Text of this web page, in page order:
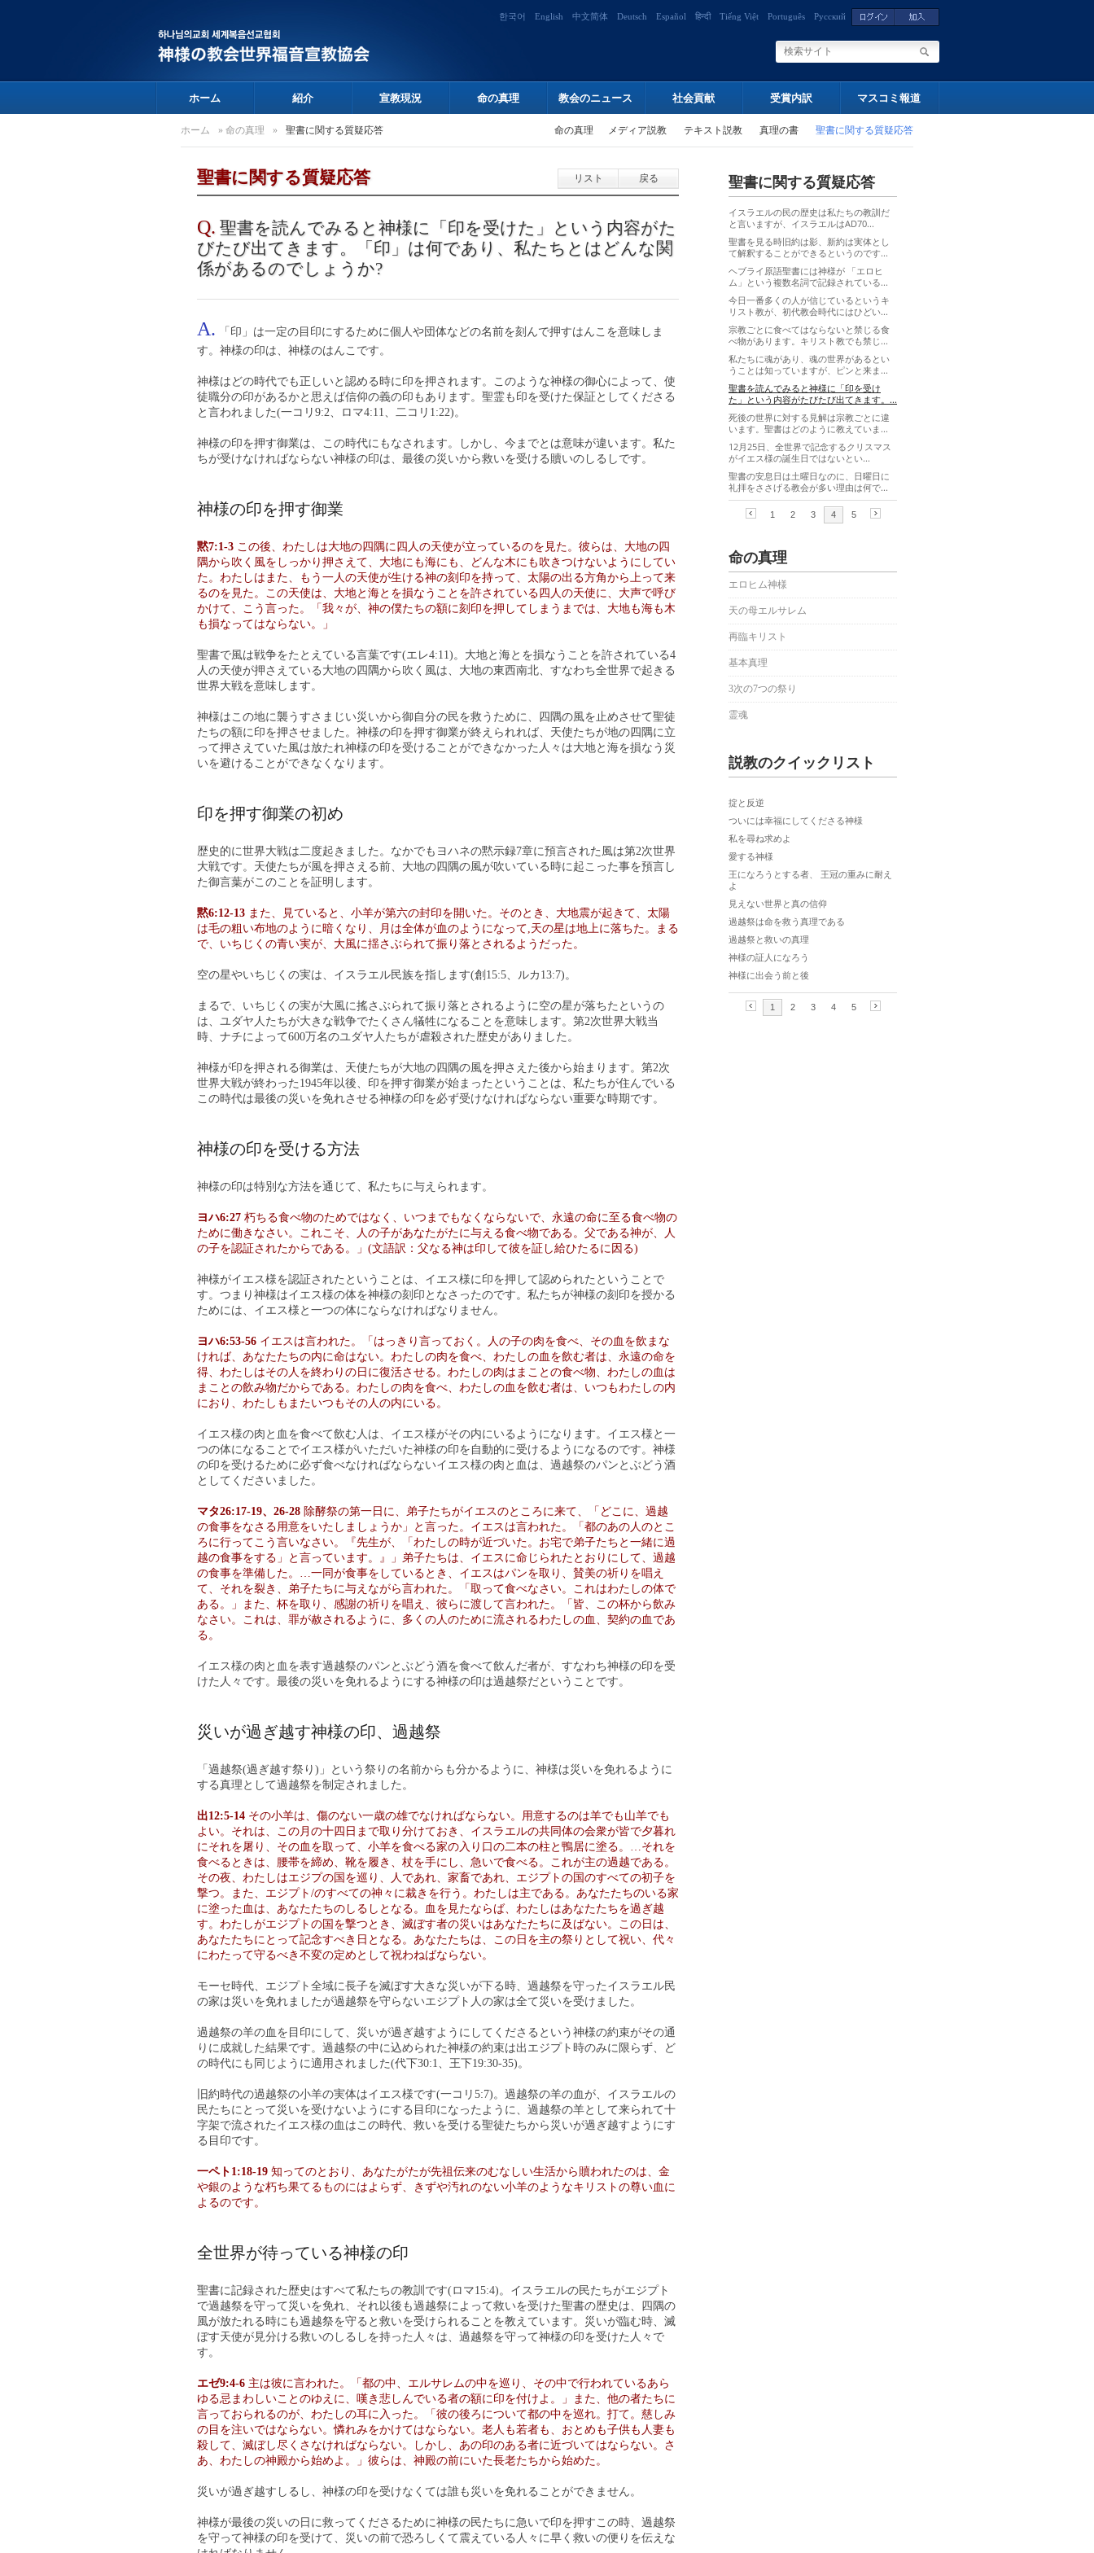
한국어 English 中文简体 Deutsch Español हिन्दी Tiếng Việt Português Русский
ホーム 紹介 宣教現況 命の真理 教会のニュース 社会貢献 受賞内訳 マスコミ報道
ホーム » 命の真理 » 聖書に関する質疑応答 命の真理 メディア説教 テキスト説教 真理の書 聖書に関する質疑応答
聖書に関する質疑応答 リスト 戻る
Q. 聖書を読んでみると神様に「印を受けた」という内容がた
びたび出てきます。「印」は何であり、私たちとはどんな関
係があるのでしょうか?
A. 「印」は一定の目印にするために個人や団体などの名前を刻んで押すはんこを意味しま
す。神様の印は、神様のはんこです。
神様はどの時代でも正しいと認める時に印を押されます。このような神様の御心によって、使
徒職分の印があるかと思えば信仰の義の印もあります。聖霊も印を受けた保証としてくださる
と言われました(一コリ9:2、ロマ4:11、二コリ1:22)。
神様の印を押す御業は、この時代にもなされます。しかし、今までとは意味が違います。私た
ちが受けなければならない神様の印は、最後の災いから救いを受ける贖いのしるしです。
神様の印を押す御業
黙7:1-3 この後、わたしは大地の四隅に四人の天使が立っているのを見た。彼らは、大地の四
隅から吹く風をしっかり押さえて、大地にも海にも、どんな木にも吹きつけないようにしてい
た。わたしはまた、もう一人の天使が生ける神の刻印を持って、太陽の出る方角から上って来
るのを見た。この天使は、大地と海とを損なうことを許されている四人の天使に、大声で呼び
かけて、こう言った。「我々が、神の僕たちの額に刻印を押してしまうまでは、大地も海も木
も損なってはならない。」
聖書で風は戦争をたとえている言葉です(エレ4:11)。大地と海とを損なうことを許されている4
人の天使が押さえている大地の四隅から吹く風は、大地の東西南北、すなわち全世界で起きる
世界大戦を意味します。
神様はこの地に襲うすさまじい災いから御自分の民を救うために、四隅の風を止めさせて聖徒
たちの額に印を押させました。神様の印を押す御業が終えられれば、天使たちが地の四隅に立
って押さえていた風は放たれ神様の印を受けることができなかった人々は大地と海を損なう災
いを避けることができなくなります。
印を押す御業の初め
歴史的に世界大戦は二度起きました。なかでもヨハネの黙示録7章に預言された風は第2次世界
大戦です。天使たちが風を押さえる前、大地の四隅の風が吹いている時に起こった事を預言し
た御言葉がこのことを証明します。
黙6:12-13 また、見ていると、小羊が第六の封印を開いた。そのとき、大地震が起きて、太陽
は毛の粗い布地のように暗くなり、月は全体が血のようになって,天の星は地上に落ちた。まる
で、いちじくの青い実が、大風に揺さぶられて振り落とされるようだった。
空の星やいちじくの実は、イスラエル民族を指します(創15:5、ルカ13:7)。
まるで、いちじくの実が大風に搖さぶられて振り落とされるように空の星が落ちたというの
は、ユダヤ人たちが大きな戦争でたくさん犠牲になることを意味します。第2次世界大戦当
時、ナチによって600万名のユダヤ人たちが虐殺された歴史がありました。
神様が印を押される御業は、天使たちが大地の四隅の風を押さえた後から始まります。第2次
世界大戦が終わった1945年以後、印を押す御業が始まったということは、私たちが住んでいる
この時代は最後の災いを免れさせる神様の印を必ず受けなければならない重要な時期です。
神様の印を受ける方法
神様の印は特別な方法を通じて、私たちに与えられます。
ヨハ6:27 朽ちる食べ物のためではなく、いつまでもなくならないで、永遠の命に至る食べ物の
ために働きなさい。これこそ、人の子があなたがたに与える食べ物である。父である神が、人
の子を認証されたからである。」(文語訳：父なる神は印して彼を証し給ひたるに因る)
神様がイエス様を認証されたということは、イエス様に印を押して認められたということで
す。つまり神様はイエス様の体を神様の刻印となさったのです。私たちが神様の刻印を授かる
ためには、イエス様と一つの体にならなければなりません。
ヨハ6:53-56 イエスは言われた。「はっきり言っておく。人の子の肉を食べ、その血を飲まな
ければ、あなたたちの内に命はない。わたしの肉を食べ、わたしの血を飲む者は、永遠の命を
得、わたしはその人を終わりの日に復活させる。わたしの肉はまことの食べ物、わたしの血は
まことの飲み物だからである。わたしの肉を食べ、わたしの血を飲む者は、いつもわたしの内
におり、わたしもまたいつもその人の内にいる。
イエス様の肉と血を食べて飲む人は、イエス様がその内にいるようになります。イエス様と一
つの体になることでイエス様がいただいた神様の印を自動的に受けるようになるのです。神様
の印を受けるために必ず食べなければならないイエス様の肉と血は、過越祭のパンとぶどう酒
としてくださいました。
マタ26:17-19、26-28 除酵祭の第一日に、弟子たちがイエスのところに来て、「どこに、過越
の食事をなさる用意をいたしましょうか」と言った。イエスは言われた。「都のあの人のとこ
ろに行ってこう言いなさい。『先生が、「わたしの時が近づいた。お宅で弟子たちと一緒に過
越の食事をする」と言っています。』」弟子たちは、イエスに命じられたとおりにして、過越
の食事を準備した。…一同が食事をしているとき、イエスはパンを取り、賛美の祈りを唱え
て、それを裂き、弟子たちに与えながら言われた。「取って食べなさい。これはわたしの体で
ある。」また、杯を取り、感謝の祈りを唱え、彼らに渡して言われた。「皆、この杯から飲み
なさい。これは、罪が赦されるように、多くの人のために流されるわたしの血、契約の血であ
る。
イエス様の肉と血を表す過越祭のパンとぶどう酒を食べて飲んだ者が、すなわち神様の印を受
けた人々です。最後の災いを免れるようにする神様の印は過越祭だということです。
災いが過ぎ越す神様の印、過越祭
「過越祭(過ぎ越す祭り)」という祭りの名前からも分かるように、神様は災いを免れるように
する真理として過越祭を制定されました。
出12:5-14 その小羊は、傷のない一歳の雄でなければならない。用意するのは羊でも山羊でも
よい。それは、この月の十四日まで取り分けておき、イスラエルの共同体の会衆が皆で夕暮れ
にそれを屠り、その血を取って、小羊を食べる家の入り口の二本の柱と鴨居に塗る。…それを
食べるときは、腰帯を締め、靴を履き、杖を手にし、急いで食べる。これが主の過越である。
その夜、わたしはエジプの国を巡り、人であれ、家畜であれ、エジプトの国のすべての初子を
撃つ。また、エジプト/のすべての神々に裁きを行う。わたしは主である。あなたたちのいる家
に塗った血は、あなたたちのしるしとなる。血を見たならば、わたしはあなたたちを過ぎ越
す。わたしがエジプトの国を撃つとき、滅ぼす者の災いはあなたたちに及ばない。この日は、
あなたたちにとって記念すべき日となる。あなたたちは、この日を主の祭りとして祝い、代々
にわたって守るべき不変の定めとして祝わねばならない。
モーセ時代、エジプト全域に長子を滅ぼす大きな災いが下る時、過越祭を守ったイスラエル民
の家は災いを免れましたが過越祭を守らないエジプト人の家は全て災いを受けました。
過越祭の羊の血を目印にして、災いが過ぎ越すようにしてくださるという神様の約束がその通
りに成就した結果です。過越祭の中に込められた神様の約束は出エジプト時のみに限らず、ど
の時代にも同じように適用されました(代下30:1、王下19:30-35)。
旧約時代の過越祭の小羊の実体はイエス様です(一コリ5:7)。過越祭の羊の血が、イスラエルの
民たちにとって災いを受けないようにする目印になったように、過越祭の羊として来られて十
字架で流されたイエス様の血はこの時代、救いを受ける聖徒たちから災いが過ぎ越すようにす
る目印です。
一ペト1:18-19 知ってのとおり、あなたがたが先祖伝来のむなしい生活から贖われたのは、金
や銀のような朽ち果てるものにはよらず、きずや汚れのない小羊のようなキリストの尊い血に
よるのです。
全世界が待っている神様の印
聖書に記録された歴史はすべて私たちの教訓です(ロマ15:4)。イスラエルの民たちがエジプト
で過越祭を守って災いを免れ、それ以後も過越祭によって救いを受けた聖書の歴史は、四隅の
風が放たれる時にも過越祭を守ると救いを受けられることを教えています。災いが臨む時、滅
ぼす天使が見分ける救いのしるしを持った人々は、過越祭を守って神様の印を受けた人々で
す。
エゼ9:4-6 主は彼に言われた。「都の中、エルサレムの中を巡り、その中で行われているあら
ゆる忌まわしいことのゆえに、嘆き悲しんでいる者の額に印を付けよ。」また、他の者たちに
言っておられるのが、わたしの耳に入った。「彼の後ろについて都の中を巡れ。打て。慈しみ
の目を注いではならない。憐れみをかけてはならない。老人も若者も、おとめも子供も人妻も
殺して、滅ぼし尽くさなければならない。しかし、あの印のある者に近づいてはならない。さ
あ、わたしの神殿から始めよ。」彼らは、神殿の前にいた長老たちから始めた。
災いが過ぎ越すしるし、神様の印を受けなくては誰も災いを免れることができません。
神様が最後の災いの日に救ってくださるために神様の民たちに急いで印を押すこの時、過越祭
を守って神様の印を受けて、災いの前で恐ろしくて震えている人々に早く救いの便りを伝えな
命の真理
エロヒム神様
天の母エルサレム
再臨キリスト
基本真理
3次の7つの祭り
霊魂